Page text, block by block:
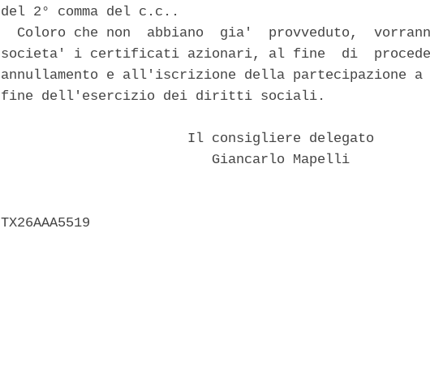
del 2° comma del c.c..
Coloro che non  abbiano  gia'  provveduto,
societa' i certificati azionari, al fine  di
annullamento e all'iscrizione della
fine dell'esercizio dei diritti sociali.
                       Il consigliere delegato
                          Giancarlo Mapelli